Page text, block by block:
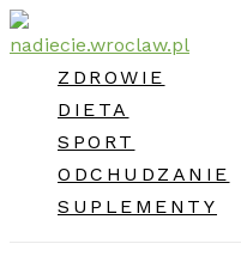
Przejdź
do
treści
ZDROWIE
DIETA
SPORT
ODCHUDZANIE
SUPLEMENTY